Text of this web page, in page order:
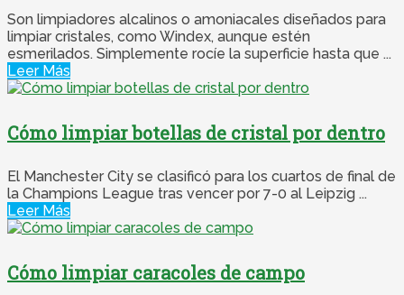
Son limpiadores alcalinos o amoniacales diseñados para
limpiar cristales, como Windex, aunque estén
esmerilados. Simplemente rocíe la superficie hasta que ...
Leer Más
Cómo limpiar botellas de cristal por dentro
El Manchester City se clasificó para los cuartos de final de
la Champions League tras vencer por 7-0 al Leipzig ...
Leer Más
Cómo limpiar caracoles de campo